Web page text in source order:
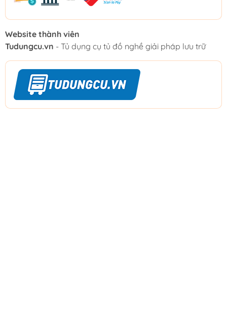
Website thành viên
Tudungcu.vn - Tủ dụng cụ tủ đồ nghề giải pháp lưu trữ